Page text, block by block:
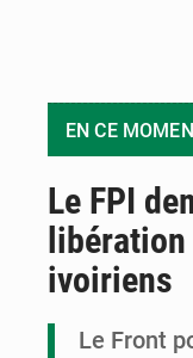
EN CE
Le FPI
ivoiriens
Le Front